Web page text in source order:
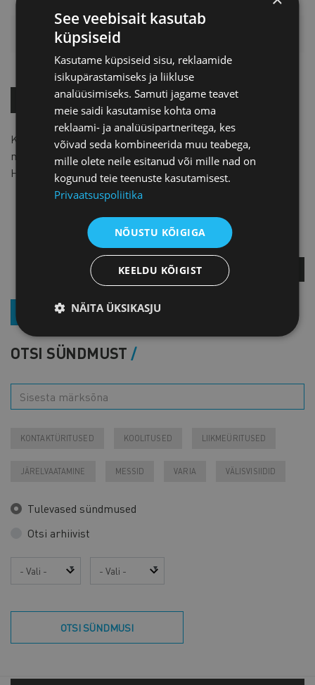
HINNAKIRI
OSTA KOHE!
Kaubanduskoja liikmetele 55 EUR
+ km,
mitteliikmetele 95 EUR + km.
Hinnas sisalduvad teabematerjalid, lõuna ja kohvipaus.
Kati Krass
KÜSI LISA
LIITU UUDISKIRJAGA
OTSI SÜNDMUST
KONTAKTÜRITUSED KOOLITUSED LIIKMEÜRITUSED
JÄRELVAATAMINE MESSID VARIA VÄLISVISIIDID
Tulevased sündmused
Otsi arhiivist
Aasta Kuu
OTSI SÜNDMUSI
See veebisait kasutab
küpsiseid
Kasutame küpsiseid sisu, reklaamide
isikupärastamiseks ja liikluse
analüüsimiseks. Samuti jagame teavet
meie saidi kasutamise kohta oma
reklaami- ja analüüsipartneritega, kes
võivad seda kombineerida muu teabega,
mille olete neile esitanud või mille nad on
kogunud teie teenuste kasutamisest.
Privaatsuspoliitika
NÕUSTU KÕIGIGA
KEELDU KÕIGIST
NÄITA ÜKSIKASJU